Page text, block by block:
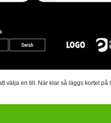
välja en till. När klar så läggs kortet på